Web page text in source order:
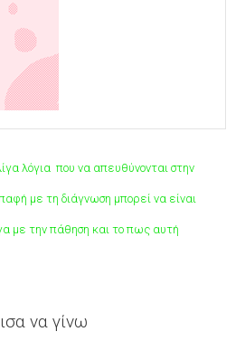
λόγια που να απευθύνονται στην
με τη διάγνωση μπορεί να είναι
με την πάθηση και το πως αυτή
να γίνω